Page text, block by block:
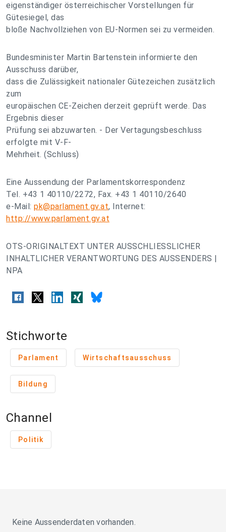
eigenständiger österreichischer Vorstellungen für
Gütesiegel, das
bloße Nachvollziehen von EU-Normen sei zu vermeiden.
Bundesminister Martin Bartenstein informierte den
Ausschuss darüber,
dass die Zulässigkeit nationaler Gütezeichen zusätzlich
zum
europäischen CE-Zeichen derzeit geprüft werde. Das
Ergebnis dieser
Prüfung sei abzuwarten. - Der Vertagungsbeschluss
erfolgte mit V-F-
Mehrheit. (Schluss)
Eine Aussendung der Parlamentskorrespondenz
Tel. +43 1 40110/2272, Fax. +43 1 40110/2640
e-Mail: pk@parlament.gv.at, Internet:
http://www.parlament.gv.at
OTS-ORIGINALTEXT UNTER AUSSCHLIESSLICHER
INHALTLICHER VERANTWORTUNG DES AUSSENDERS |
NPA
Stichworte
Parlament Wirtschaftsausschuss
Bildung
Channel
Politik
Keine Aussenderdaten vorhanden.